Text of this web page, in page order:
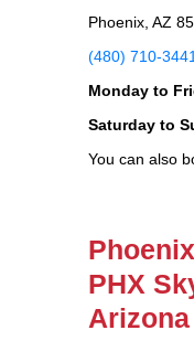
Phoenix, AZ
(480) 710-3441
Monday to
Saturday to
You can also
PHX
Arizona